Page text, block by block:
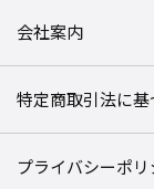
会社案内
特定商取引法に
プライバシーポリ